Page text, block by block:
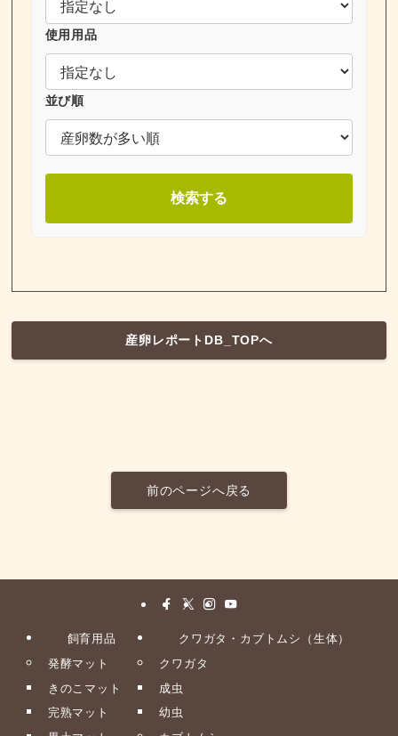
使用用品
並び順
検索する
産卵レポートDB_TOPへ
前のページへ戻る
飼育用品
発酵マット
きのこマット
完熟マット
クワガタ・カブトムシ（生体）
クワガタ
成虫
幼虫